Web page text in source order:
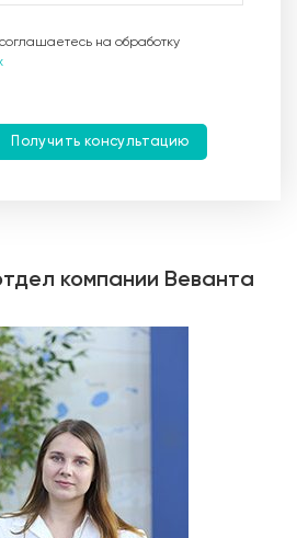
на обработку
Получить консультацию
компании Веванта